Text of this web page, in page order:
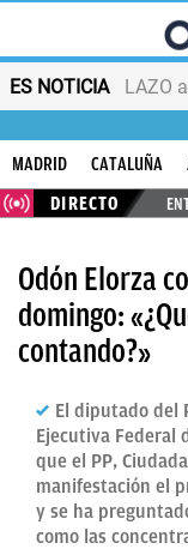
ES NOTICIA LAZO
MADRID CATALUÑA
DIRECTO
Odón Elorza
domingo:
contando?»
El diputado del
Ejecutiva Federal
que el PP,
manifestación el
y se ha
como las